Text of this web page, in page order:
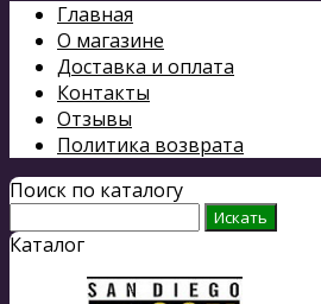
Главная
О магазине
Доставка и оплата
Контакты
Отзывы
Политика возврата
Поиск по каталогу
Каталог